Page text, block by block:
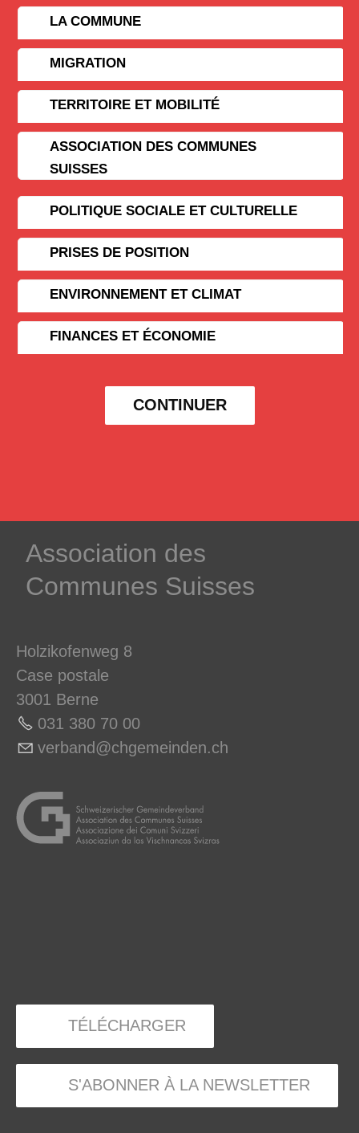
LA COMMUNE
MIGRATION
TERRITOIRE ET MOBILITÉ
ASSOCIATION DES COMMUNES
SUISSES
POLITIQUE SOCIALE ET CULTURELLE
PRISES DE POSITION
ENVIRONNEMENT ET CLIMAT
FINANCES ET ÉCONOMIE
CONTINUER
­Association des­
Communes ­Suisses
Holzikofenweg 8
Case postale
3001 Berne
031 380 70 00
v rb nd chg m nd n ch
TÉLÉCHARGER
S'ABONNER À LA NEWSLETTER